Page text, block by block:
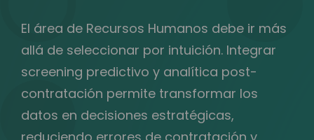
El área de Recursos Humanos debe ir más
allá de seleccionar por intuición. Integrar
screening predictivo y analítica post-
contratación permite transformar los
datos en decisiones estratégicas,